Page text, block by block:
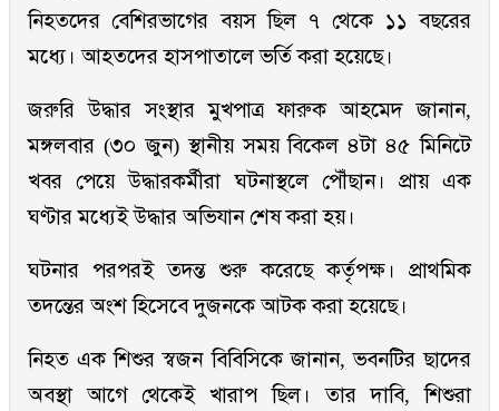
নিহতদের বেশিরভাগের বয়স ছিল ৭ থেকে ১১ বছরের
মধ্যে। আহতদের হাসপাতালে ভর্তি করা হয়েছে।
জরুরি উদ্ধার সংস্থার মুখপাত্র ফারুক আহমেদ জানান,
মঙ্গলবার (৩০ জুন) স্থানীয় সময় বিকেল ৪টা ৪৫ মিনিটে
খবর পেয়ে উদ্ধারকর্মীরা ঘটনাস্থলে পৌঁছান। প্রায় এক
ঘণ্টার মধ্যেই উদ্ধার অভিযান শেষ করা হয়।
ঘটনার পরপরই তদন্ত শুরু করেছে কর্তৃপক্ষ। প্রাথমিক
তদন্তের অংশ হিসেবে দুজনকে আটক করা হয়েছে।
নিহত এক শিশুর স্বজন বিবিসিকে জানান, ভবনটির ছাদের
অবস্থা আগে থেকেই খারাপ ছিল। তার দাবি, শিশুরা